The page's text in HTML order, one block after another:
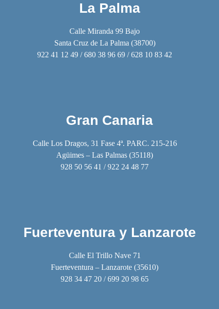
La Palma
Calle Miranda 99 Bajo
Santa Cruz de La Palma (38700)
922 41 12 49 / 680 38 96 69 / 628 10 83 42
Gran Canaria
Calle Los Dragos, 31 Fase 4ª. PARC. 215-216
Agüimes – Las Palmas (35118)
928 50 56 41 / 922 24 48 77
Fuerteventura y Lanzarote
Calle El Trillo Nave 71
Fuerteventura – Lanzarote (35610)
928 34 47 20 / 699 20 98 65